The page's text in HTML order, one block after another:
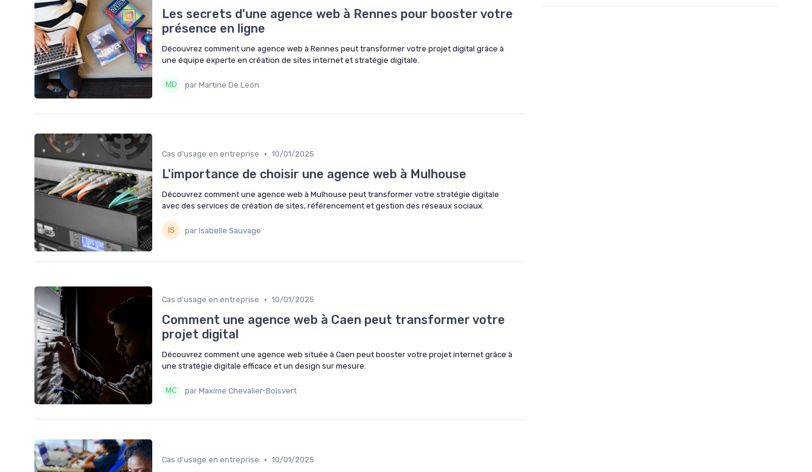
Les secrets d'une agence web à Rennes pour booster votre
présence en ligne
Découvrez comment une agence web à Rennes peut transformer votre projet digital grâce à
une équipe experte en création de sites internet et stratégie digitale.
par Martine De León
Cas d'usage en entreprise • 10/01/2025
L'importance de choisir une agence web à Mulhouse
Découvrez comment une agence web à Mulhouse peut transformer votre stratégie digitale
avec des services de création de sites, référencement et gestion des réseaux sociaux.
par Isabelle Sauvage
Cas d'usage en entreprise • 10/01/2025
Comment une agence web à Caen peut transformer votre
projet digital
Découvrez comment une agence web située à Caen peut booster votre projet internet grâce à
une stratégie digitale efficace et un design sur mesure.
par Maxime Chevalier-Boisvert
Cas d'usage en entreprise • 10/01/2025